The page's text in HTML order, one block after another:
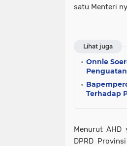
satu Menteri
Lihat juga
Onnie
Terhadap
Menurut AHD
DPRD